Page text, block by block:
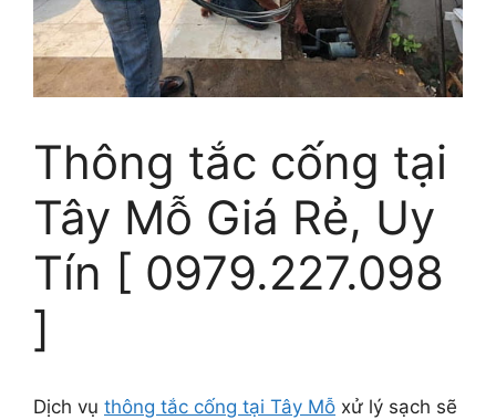
Thông tắc cống tại
Tây Mỗ Giá Rẻ, Uy
Tín [ 0979.227.098
]
Dịch vụ thông tắc cống tại Tây Mỗ xử lý sạch sẽ